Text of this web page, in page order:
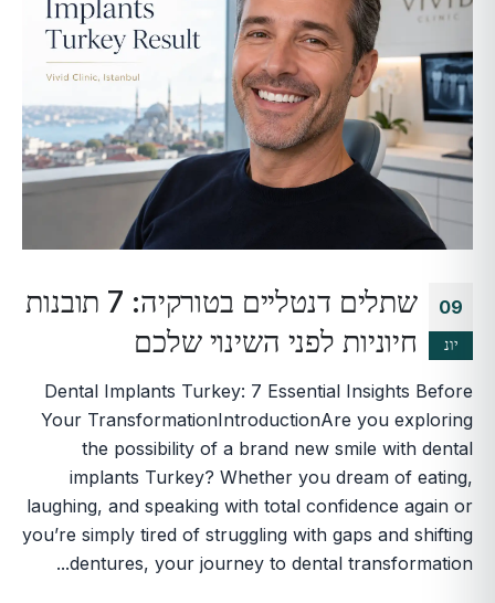
09
יונ
שתלים דנטליים בטורקיה: 7 תובנות
חיוניות לפני השינוי שלכם
Dental Implants Turkey: 7 Essential Insights Before
Your TransformationIntroductionAre you exploring
the possibility of a brand new smile with dental
implants Turkey? Whether you dream of eating,
laughing, and speaking with total confidence again or
you’re simply tired of struggling with gaps and shifting
dentures, your journey to dental transformation...